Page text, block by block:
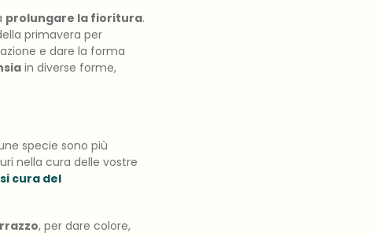
prolungare la fioritura.
primavera per
e dare la forma
in diverse forme,
specie sono più
nella cura delle vostre
cura del
, per dare colore,